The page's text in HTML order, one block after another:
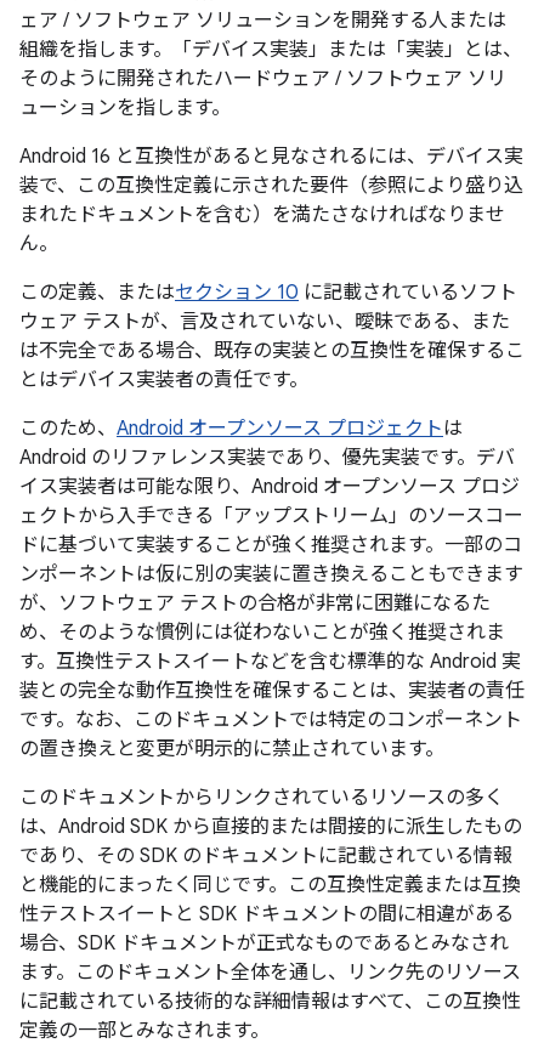
ェア / ソフトウェア ソリューションを開発する人または
組織を指します。「デバイス実装」または「実装」とは、
そのように開発されたハードウェア / ソフトウェア ソリ
ューションを指します。
Android 16 と互換性があると見なされるには、デバイス実
装で、この互換性定義に示された要件（参照により盛り込
まれたドキュメントを含む）を満たさなければなりませ
ん。
この定義、またはセクション 10 に記載されているソフト
ウェア テストが、言及されていない、曖昧である、また
は不完全である場合、既存の実装との互換性を確保するこ
とはデバイス実装者の責任です。
このため、 Android オープンソース プロジェクトは
Android のリファレンス実装であり、優先実装です。デバ
イス実装者は可能な限り、Android オープンソース プロジ
ェクトから入手できる「アップストリーム」のソースコー
ドに基づいて実装することが強く推奨されます。一部のコ
ンポーネントは仮に別の実装に置き換えることもできます
が、ソフトウェア テストの合格が非常に困難になるた
め、そのような慣例には従わないことが強く推奨されま
す。互換性テストスイートなどを含む標準的な Android 実
装との完全な動作互換性を確保することは、実装者の責任
です。なお、このドキュメントでは特定のコンポーネント
の置き換えと変更が明示的に禁止されています。
このドキュメントからリンクされているリソースの多く
は、Android SDK から直接的または間接的に派生したもの
であり、その SDK のドキュメントに記載されている情報
と機能的にまったく同じです。この互換性定義または互換
性テストスイートと SDK ドキュメントの間に相違がある
場合、SDK ドキュメントが正式なものであるとみなされ
ます。このドキュメント全体を通し、リンク先のリソース
に記載されている技術的な詳細情報はすべて、この互換性
定義の一部とみなされます。